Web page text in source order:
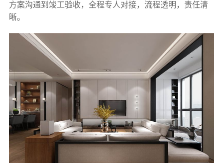
方案沟通到竣工验收，全程专人对接，流程透明，责任清
晰。